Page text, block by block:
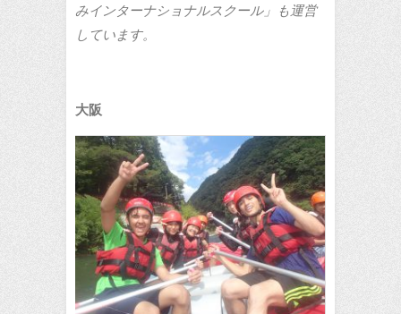
みインターナショナルスクール」も運営
しています。
大阪